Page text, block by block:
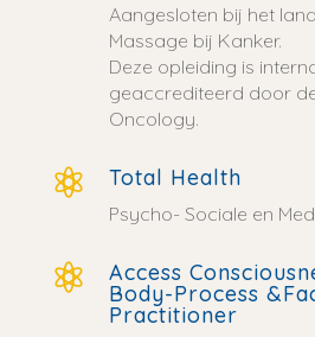
Aangesloten bij het
Massage bij Kanker.
Deze opleiding is
geaccrediteerd door
Oncology.
 Total Health
Psycho- Sociale en
 Access
Body-Process
Practitioner